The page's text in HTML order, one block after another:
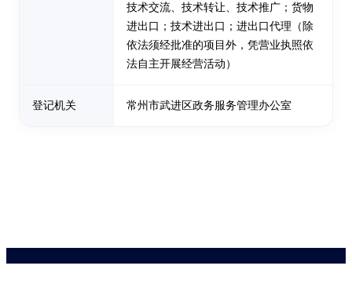
技术交流、技术转让、技术推广；货物
进出口；技术进出口；进出口代理（除
依法须经批准的项目外，凭营业执照依
法自主开展经营活动）
登记机关 常州市武进区政务服务管理办公室